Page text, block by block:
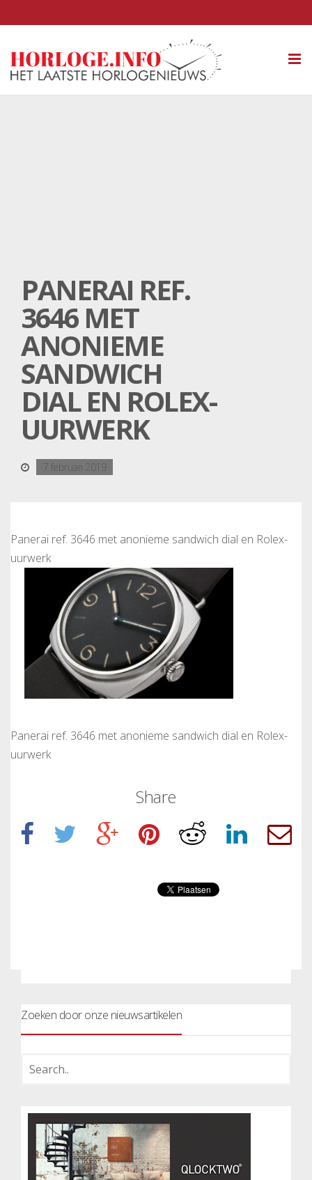
PANERAI REF.
3646 MET
ANONIEME
SANDWICH
DIAL EN ROLEX-
UURWERK
7 februari 2019
Panerai ref. 3646 met anonieme sandwich dial en Rolex-
uurwerk
Panerai ref. 3646 met anonieme sandwich dial en Rolex-
uurwerk
Share
Zoeken door onze nieuwsartikelen